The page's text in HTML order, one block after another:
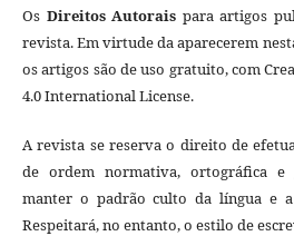
Os Direitos Autorais para artigos
revista. Em virtude da aparecerem
os artigos são de uso gratuito, com
4.0 International License.
A revista se reserva o direito de
de ordem normativa, ortográfica e
manter o padrão culto da língua e
Respeitará, no entanto, o estilo de